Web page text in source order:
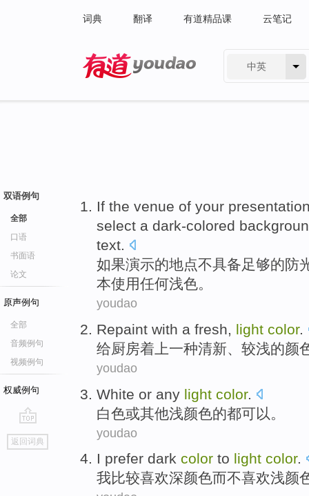
词典 翻译 有道精品课 云笔记
中英
双语例句
全部
口语
书面语
论文
原声例句
全部
音频例句
视频例句
权威例句
go
top
返回词典
If the venue of your
select a dark-colored
text.
如果演示的地点不具备足够的防
本使用任何浅色。
youdao
Repaint with a fresh, light color.
给厨房着上一种清新、较浅的颜
youdao
White or any light color.
白色或其他浅颜色的都可以。
youdao
I prefer dark color to light color.
我比较喜欢深颜色而不喜欢浅颜